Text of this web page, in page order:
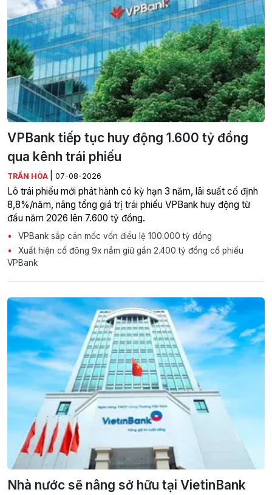
VPBank tiếp tục huy động 1.600 tỷ đồng
qua kênh trái phiếu
TRẦN HÒA 07-08-2026
Lô trái phiếu mới phát hành có kỳ hạn 3 năm, lãi suất cố định
8,8%/năm, nâng tổng giá trị trái phiếu VPBank huy động từ
đầu năm 2026 lên 7.600 tỷ đồng.
VPBank sắp cán mốc vốn điều lệ 100.000 tỷ đồng
Xuất hiện cổ đông 9x nắm giữ gần 2.400 tỷ đồng cổ phiếu
VPBank
Nhà nước sẽ nâng sở hữu tại VietinBank